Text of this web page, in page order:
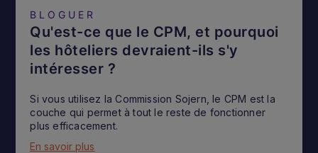
BLOGUER
Qu'est-ce que le CPM, et pourquoi
les hôteliers devraient-ils s'y
intéresser ?
Si vous utilisez la Commission Sojern, le CPM est la
couche qui permet à tout le reste de fonctionner
plus efficacement.
En savoir plus